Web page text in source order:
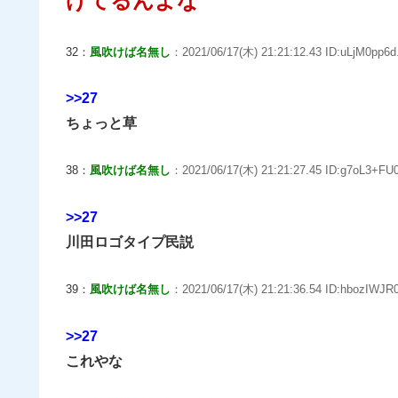
32： 風吹けば名無し ：2021/06/17(木) 21:21:12.43
>>27
ちょっと草
38： 風吹けば名無し ：2021/06/17(木) 21:21:27.45
>>27
川田ロゴタイプ民説
39： 風吹けば名無し ：2021/06/17(木) 21:21:36.54
>>27
これやな